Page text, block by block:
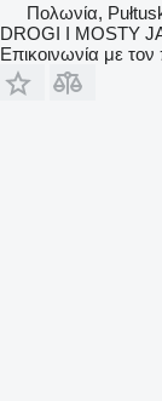
Πολωνία,
DROGI I MOSTY
Επικοινωνία με